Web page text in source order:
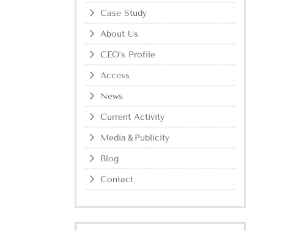
Case Study
About Us
CEO’s Profile
Access
News
Current Activity
Media＆Publicity
Blog
Contact